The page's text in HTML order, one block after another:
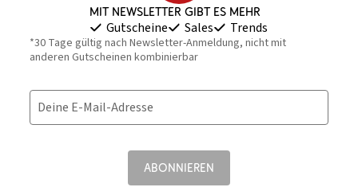
Mit Newsletter gibt es mehr
Gutscheine Sales Trends
*30 Tage gültig nach Newsletter-Anmeldung, nicht mit
anderen Gutscheinen kombinierbar
Deine E-Mail-Adresse
ABONNIEREN